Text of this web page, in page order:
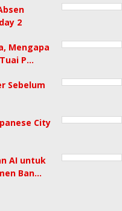
2
Mengapa
P…
Sebelum
City
AI untuk
Ban…